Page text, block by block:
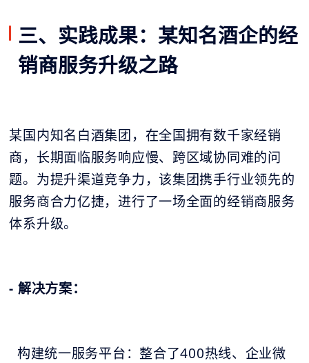
三、实践成果：某知名酒企的经
销商服务升级之路
某国内知名白酒集团，在全国拥有数千家经销
商，长期面临服务响应慢、跨区域协同难的问
题。为提升渠道竞争力，该集团携手行业领先的
服务商合力亿捷，进行了一场全面的经销商服务
体系升级。
- 解决方案：
构建统一服务平台：整合了400热线、企业微